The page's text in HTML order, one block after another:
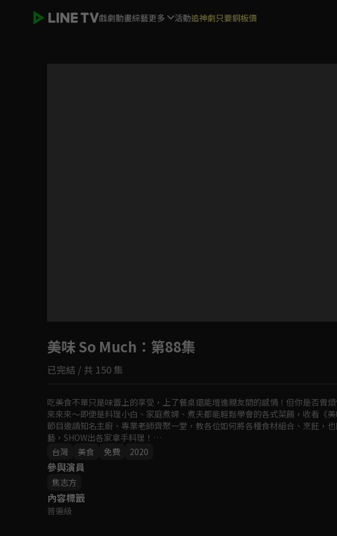
戲劇動畫綜藝更多 活動追神劇只要銅板價
如有不便請見諒
回首頁
美味 So Much ：第88集
已完結 / 共 150 集
吃美食不單只是味蕾上的享受，上了餐桌還能增進親友間的感情！但你是否曾
來來來～即便是料理小白、家庭煮婦、煮夫都能輕鬆學會的各式菜餚，收看《美
節目邀請知名主廚、專業老師齊聚一堂，教各位如何將各種食材組合、烹飪，
藝，SHOW出各家拿手料理！
無論是餐前小點至宴客大菜，就一起跟著《美味 So Much》，開啟澎湃多樣的美
台灣
美食 免費 2020
參與演員
焦志方
內容標籤
普遍級